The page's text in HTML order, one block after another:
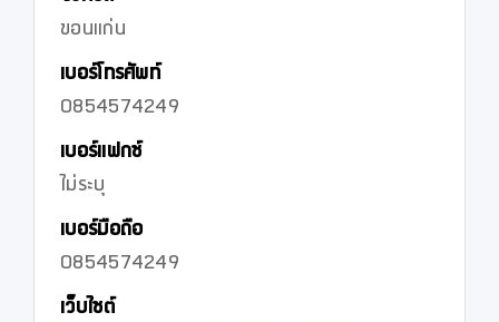
ขอนแก่น
เบอร์โทรศัพท์
0854574249
เบอร์แฟกซ์
ไม่ระบุ
เบอร์มือถือ
0854574249
เว็บไซต์